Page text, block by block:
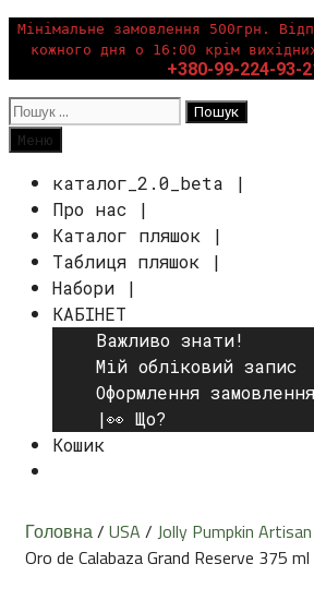
Перейти
вмісту
Мінімальне замовлення 500грн.
кожного дня о 16:00 крім
+380-99-224-93-
Пошук:
Пошук
Меню
каталог_2.0_beta |
Про нас |
Каталог пляшок |
Таблиця пляшок |
Набори |
КАБІНЕТ
Важливо знати!
Мій обліковий запис
Оформлення замовлення
|👀 Що?
Кошик
Головна/ USA / Jolly Pumpkin
Oro de Calabaza Grand Reserve 375 ml